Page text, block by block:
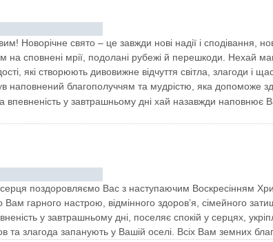
Новорічне свято – це завжди нові надії і сподівання,
сповнені мрії, подолані рубежі й перешкоди. Нехай
які створюють дивовижне відчуття світла, злагоди і
наповнений благополуччям та мудрістю, яка допоможе
впевненість у завтрашньому дні хай назавжди наповнює
серця поздоровляємо Вас з наступаючим Воскресінням
гарного настрою, відмінного здоров’я, сімейного
у завтрашньому дні, поселяє спокій у серцях,
злагода запанують у Вашій оселі. Всіх Вам земних